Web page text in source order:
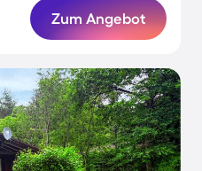
Zum Angebot